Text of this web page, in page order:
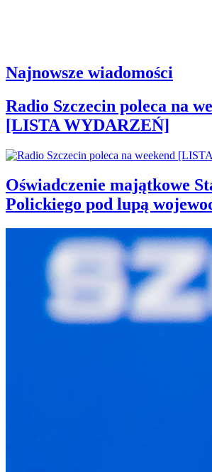
Najnowsze wiadomości
Radio Szczecin poleca na
[LISTA WYDARZEŃ]
Oświadczenie majątkowe
Polickiego pod lupą